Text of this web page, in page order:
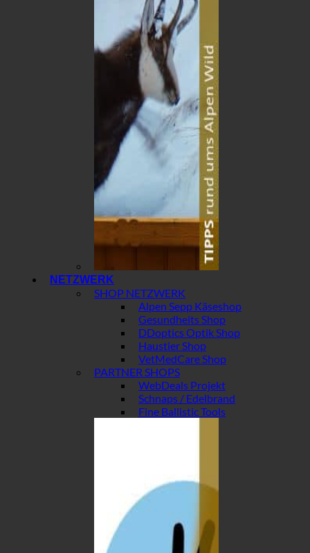
NETZWERK
SHOP NETZWERK
Alpen Sepp Käseshop
Gesundheits Shop
DDoptics Optik Shop
Haustier Shop
VetMedCare Shop
PARTNER SHOPS
WebDeals Projekt
Schnaps / Edelbrand
Fine Ballistic Tools